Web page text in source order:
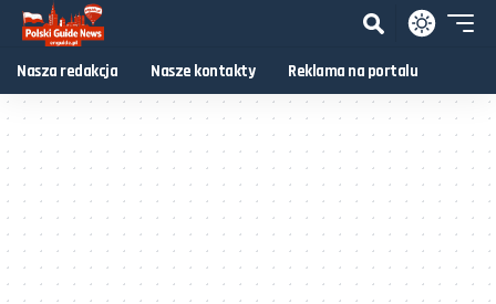
Nasza redakcja Nasze kontakty Reklama na portalu